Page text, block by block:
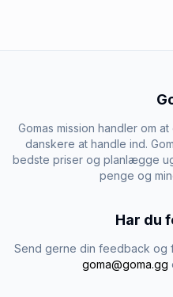
Gomas mission handler om
danskere at handle ind.
bedste priser og planlægge
penge og
Har du
Send gerne din feedback og
goma@goma.gg